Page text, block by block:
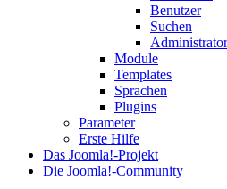
Benutzer
Suchen
Module
Templates
Sprachen
Plugins
Parameter
Erste Hilfe
Das Joomla!-Projekt
Die Joomla!-Community